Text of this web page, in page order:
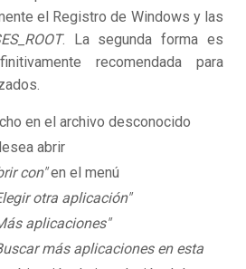
el Registro de Windows y las
. La segunda forma es
recomendada para
en el archivo desconocido
abrir
con"en el menú
otra aplicación"
aplicaciones"
más aplicaciones en esta